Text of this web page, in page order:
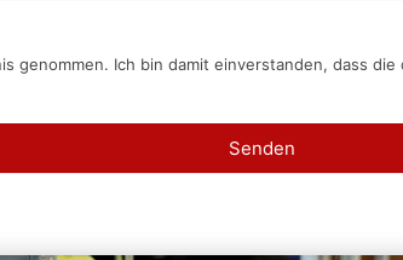
genommen. Ich bin damit einverstanden, dass
Senden